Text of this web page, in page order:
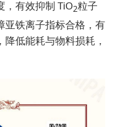
，有效抑制 TiO2粒子
亚铁离子指标合格，有
低能耗与物料损耗，